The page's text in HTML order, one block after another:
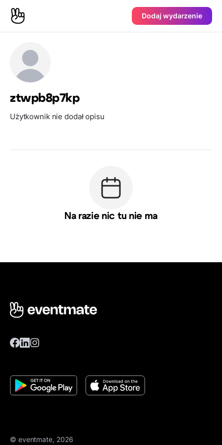
Dodaj wydarzenie
ztwpb8p7kp
Użytkownik nie dodał opisu
Na razie nic tu nie ma
© eventmate, 2026